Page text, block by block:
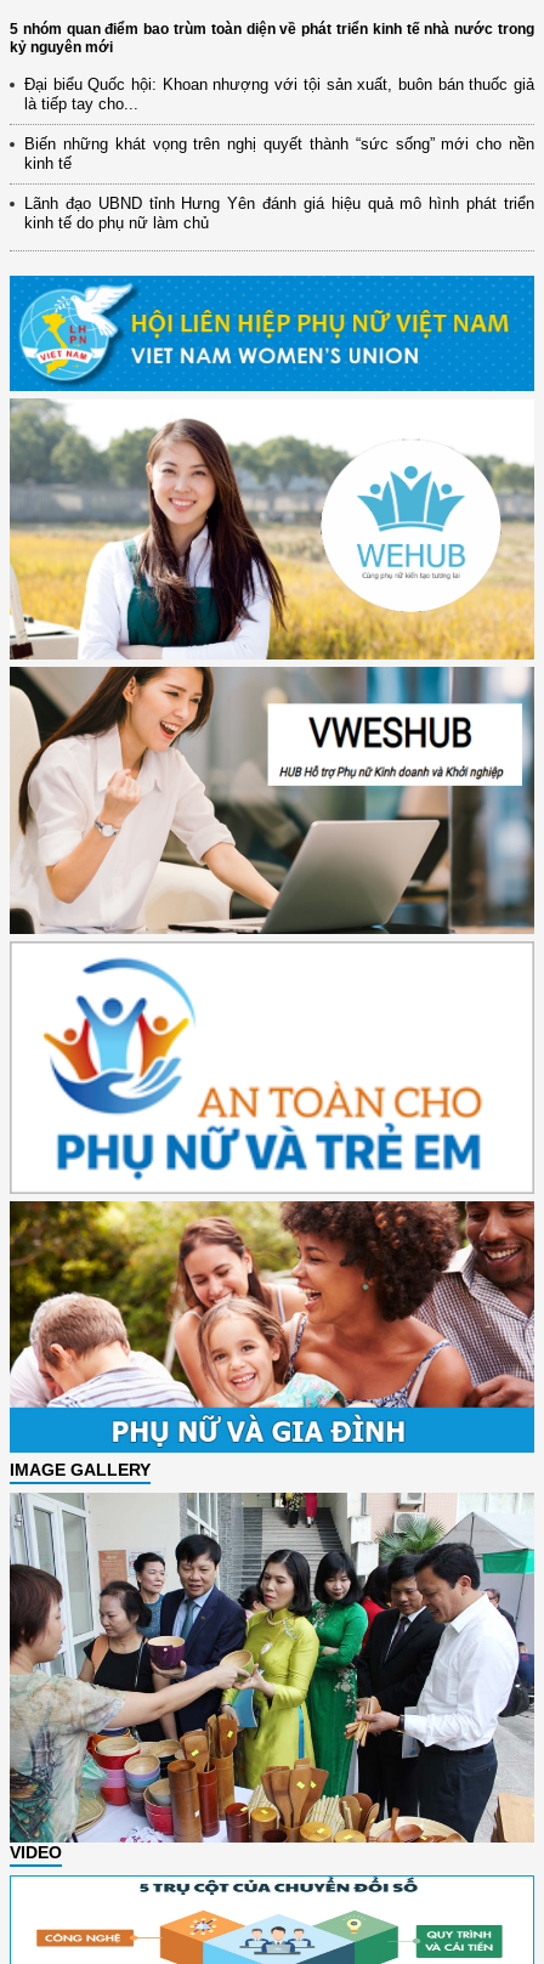
5 nhóm quan điểm bao trùm toàn diện về phát triển kinh tế nhà nước trong
kỷ nguyên mới
Đại biểu Quốc hội: Khoan nhượng với tội sản xuất, buôn bán thuốc giả
là tiếp tay cho...
Biến những khát vọng trên nghị quyết thành “sức sống” mới cho nền
kinh tế
Lãnh đạo UBND tỉnh Hưng Yên đánh giá hiệu quả mô hình phát triển
kinh tế do phụ nữ làm chủ
IMAGE GALLERY
VIDEO